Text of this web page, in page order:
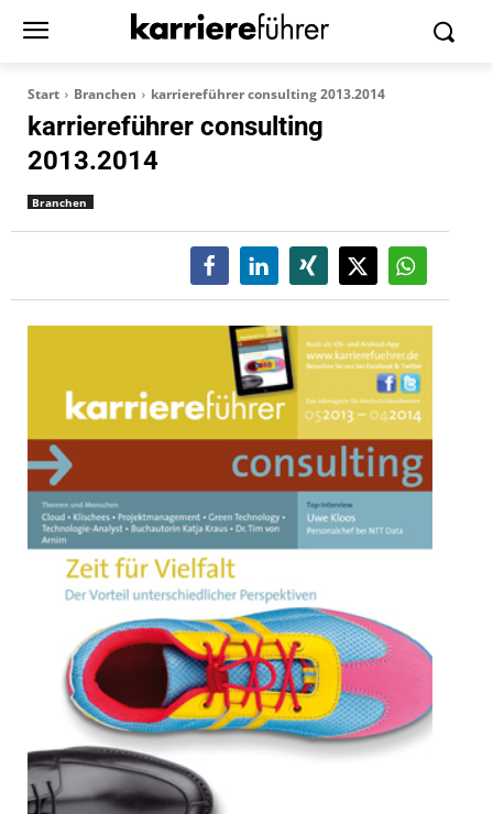
Start Branchen karriereführer consulting 2013.2014
karriereführer consulting
2013.2014
Branchen